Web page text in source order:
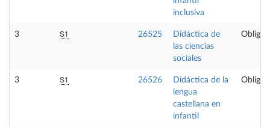
inclusiva
3 S1 26525
Didáctica de
las ciencias
sociales
3 S1 26526
Didáctica de la
lengua
castellana en
infantil